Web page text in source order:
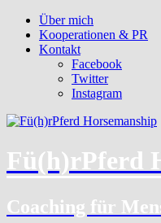
Über mich
Kooperationen & PR
Kontakt
Facebook
Twitter
Instagram
Fü(h)rPferd
Coaching für